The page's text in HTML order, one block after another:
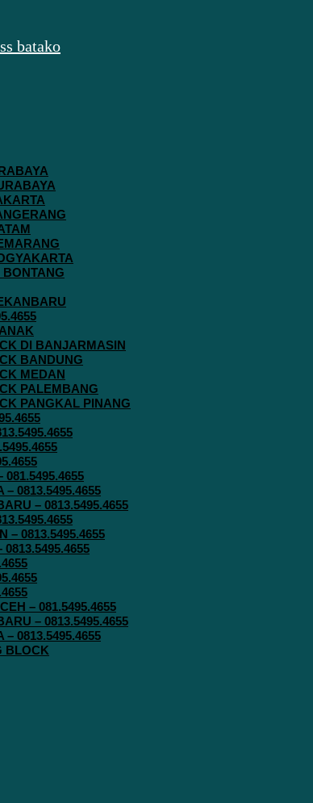
BONTANG
DI BANJARMASIN
BANDUNG
MEDAN
PALEMBANG
PANGKAL PINANG
0813.5495.4655
– 0813.5495.4655
– 0813.5495.4655
– 081.5495.4655
– 0813.5495.4655
0813.5495.4655
BLOCK